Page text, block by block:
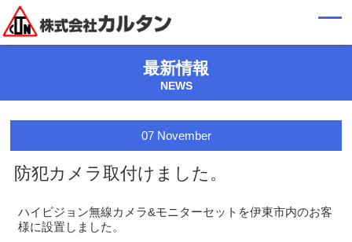
最新情報
NEWS
07 November
防犯カメラ取付けました。
ハイビジョン無線カメラ&モニターセットを伊東市内のお客
様に設置しました。